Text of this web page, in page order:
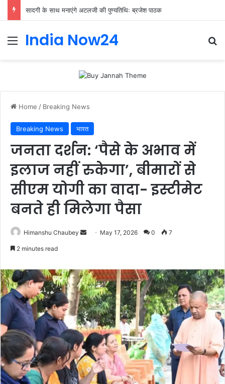
सादगी के साथ मनाएंगे अटलजी की पुण्यतिथिः ब्रजेश पाठक
India Now24
Home / Breaking News
Breaking News भारत
जनता दर्शन: ‘पैसे के अभाव में
इलाज नहीं रुकेगा’, बीमारों से
सीएम योगी का वादा- इस्टीमेट
बनते ही मिलेगा पैसा
Himanshu Chaubey May 17, 2026 0 7
2 minutes read